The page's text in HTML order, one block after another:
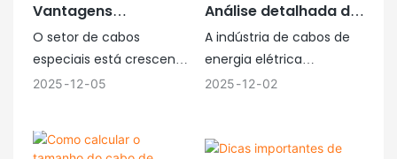
Vantagens
competitivas e
oportunidades
futuras da Jiangnan
O setor de cabos
especiais está crescendo
rapidamente, pois as
cabeamento mais
2025 12 05
Análise detalhada da
cadeia produtiva de
cabos de energia:
das matérias-primas
A indústria de cabos de
energia elétrica
transporta eletricidade
processo envolve
2025 12 02